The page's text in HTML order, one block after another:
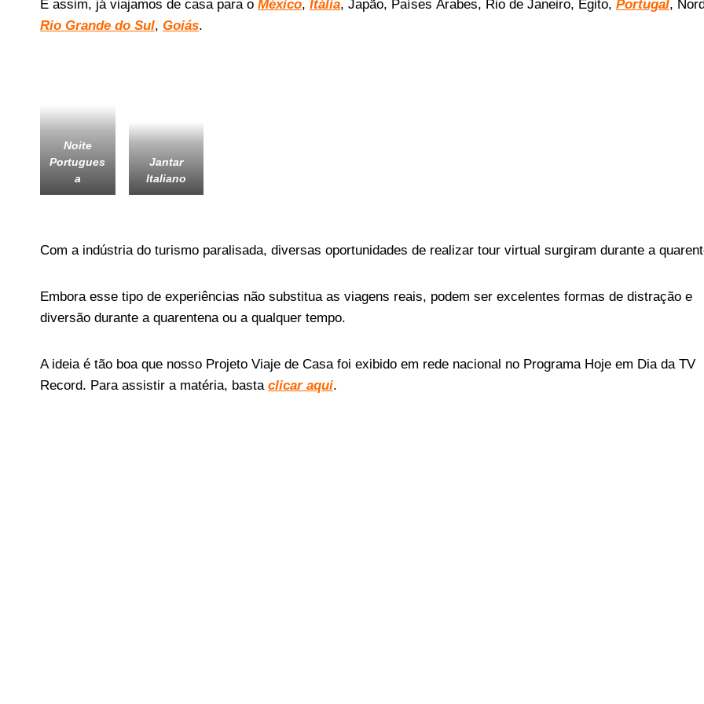
E assim, já viajamos de casa para o México, Itália, Japão, Países Árabes, Rio de Janeiro, Egito, Portugal,
Rio Grande do Sul, Goiás.
Noite
Portugues
a
Jantar
Italiano
Com a indústria do turismo paralisada, diversas oportunidades de realizar tour virtual surgiram durante a
Embora esse tipo de experiências não substitua as viagens reais, podem ser excelentes formas de distração e
diversão durante a quarentena ou a qualquer tempo.
A ideia é tão boa que nosso Projeto Viaje de Casa foi exibido em rede nacional no Programa Hoje em Dia da TV
Record. Para assistir a matéria, basta clicar aqui.